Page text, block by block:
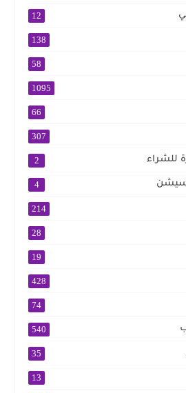
12
138
58
1095
66
307
للشراء 2
4
214
28
19
428
74
540
35
13